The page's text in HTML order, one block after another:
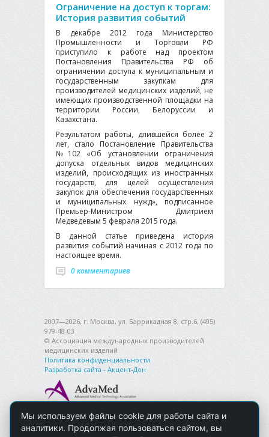
Ограничение на доступ к торгам:
История развития событий
В декабре 2012 года Министерство
Промышленности и Торговли РФ
приступило к работе над проектом
Постановления Правительства РФ об
ограничении доступа к муниципальным и
государственным закупкам для
производителей медицинских изделий, не
имеющих производственной площадки на
территории России, Белоруссии и
Казахстана.
Результатом работы, длившейся более 2
лет, стало Постановление Правительства
№102 «Об установлении ограничения
допуска отдельных видов медицинских
изделий, происходящих из иностранных
государств, для целей осуществления
закупок для обеспечения государственных
и муниципальных нужд», подписанное
Премьер-Министром Дмитрием
Медведевым 5 февраля 2015 года.
В данной статье приведена история
развития событий начиная с 2012 года по
настоящее время.
0 комментариев
2007—2026, г. Москва, ул. Баррикадная 8, стр.6, (495)
979-48-03
© Ассоциация международных производителей
медицинских изделий
Политика конфиденциальности
Разработка сайта - Акцент-Дон
Мы используем файлы cookie для работы сайта и
аналитики. Продолжая пользоваться сайтом, вы